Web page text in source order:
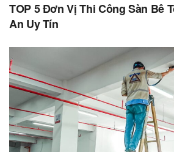
TOP 5 Đơn Vị Thi Công Sàn Bê
An Uy Tín